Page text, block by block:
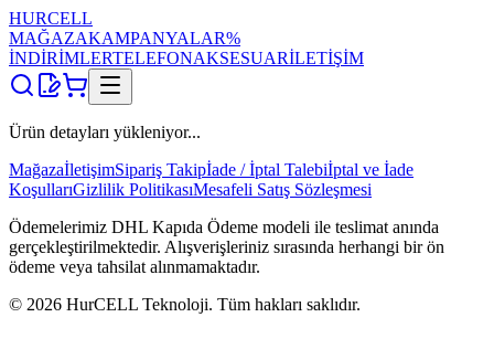
HURCELL
MAĞAZAKAMPANYALAR%
İNDİRİMLERTELEFONAKSESUARİLETİŞİM
Ürün detayları yükleniyor...
MağazaİletişimSipariş Takipİade / İptal Talebiİptal ve İade
KoşullarıGizlilik PolitikasıMesafeli Satış Sözleşmesi
Ödemelerimiz DHL Kapıda Ödeme modeli ile teslimat anında
gerçekleştirilmektedir. Alışverişleriniz sırasında herhangi bir ön
ödeme veya tahsilat alınmamaktadır.
© 2026 HurCELL Teknoloji. Tüm hakları saklıdır.